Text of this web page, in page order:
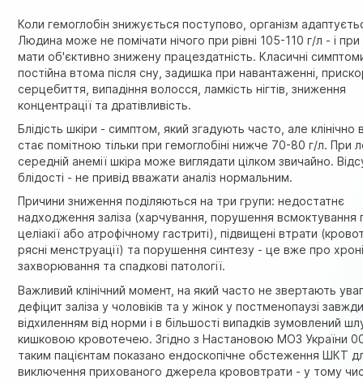
Коли гемоглобін знижується поступово, організм
Людина може не помічати нічого при рівні 105-110 г/л - і
мати об'єктивно знижену працездатність. Класичні
постійна втома після сну, задишка при навантаженні,
серцебиття, випадіння волосся, ламкість нігтів, зниження
концентрації та дратівливість.
Блідість шкіри - симптом, який згадують часто, але клінічно
стає помітною тільки при гемоглобіні нижче 70-80 г/л. При
середній анемії шкіра може виглядати цілком звичайно.
блідості - не привід вважати аналіз нормальним.
Причини зниження поділяються на три групи: недостатнє
надходження заліза (харчування, порушення всмоктування
целіакії або атрофічному гастриті), підвищені втрати
рясні менструації) та порушення синтезу - це вже про
захворювання та спадкові патології.
Важливий клінічний момент, на який часто не звертають
дефіцит заліза у чоловіків та у жінок у постменопаузі
відхиленням від норми і в більшості випадків зумовлений
кишковою кровотечею. Згідно з Настановою МОЗ України
таким пацієнтам показано ендоскопічнеобстеження ШКТ
виключення прихованого джерела крововтрати - у тому